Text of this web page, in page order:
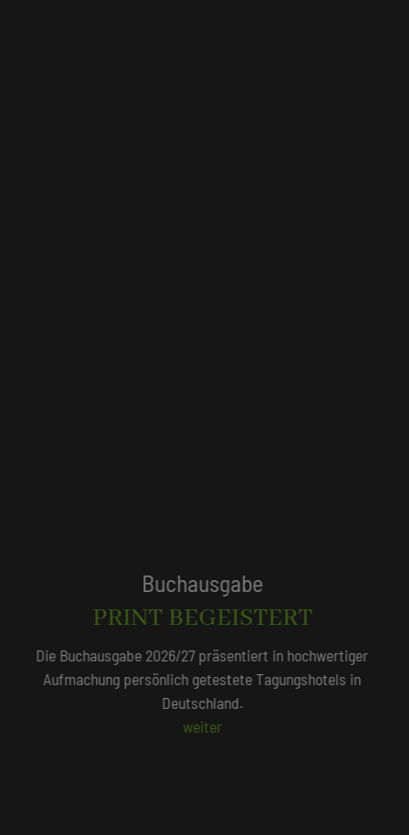
Tagungshotels
QUALITÄTSGEPRÜFT!
Unser Redaktionsteam empfiehlt 250 Tagungshotels, die
persönlich vor Ort geprüft wurden.
Beliebte Suchlisten